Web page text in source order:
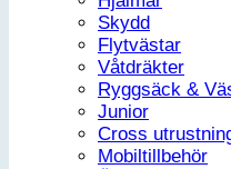
Skydd
Flytvästar
Våtdräkter
Ryggsäck &
Junior
Cross
Mobiltillbehör